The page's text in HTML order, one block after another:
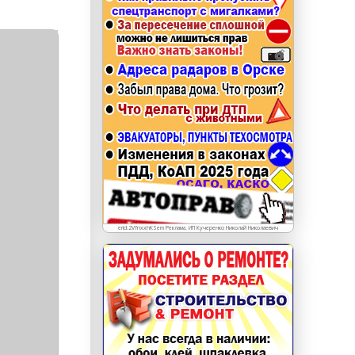
erid: LdtCKJjWj Реклама. ИП Кучеренко Николай
Николаевич
erid:2VfnxxhKSem Реклама. ИП Кучеренко Николай Николаевич